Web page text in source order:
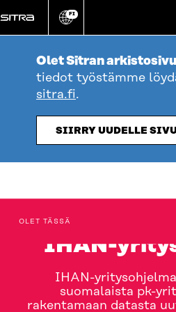
suoraan
sisältöön
Vaihda
kieli
FI
Olet Sitran
tiedot työstämme
sitra.fi.
SIIRRY UUDELLE
IHAN-
IHAN-
suomalaista pk-
rakentamaan datasta
OLET TÄSSÄ